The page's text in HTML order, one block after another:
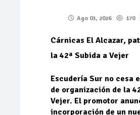
Ago 03, 2026 170
Cárnicas El Alcazar,
la 42ª Subida a Vejer
Escudería Sur no cesa
de organización de la
Vejer. El promotor
incorporación de un